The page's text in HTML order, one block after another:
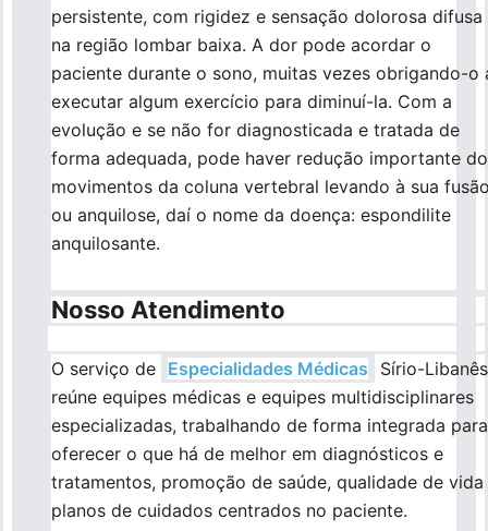
persistente, com rigidez e sensação dolorosa difusa
na região lombar baixa. A dor pode acordar o
paciente durante o sono, muitas vezes obrigando-o
executar algum exercício para diminuí-la. Com a
evolução e se não for diagnosticada e tratada de
forma adequada, pode haver redução importante
movimentos da coluna vertebral levando à sua
ou anquilose, daí o nome da doença: espondilite
anquilosante.
Nosso Atendimento
O serviço de Especialidades Médicas
Sírio-Libanês
reúne equipes médicas e equipes multidisciplinares
especializadas, trabalhando de forma integrada para
oferecer o que há de melhor em diagnósticos e
tratamentos, promoção de saúde, qualidade de vida
planos de cuidados centrados no paciente.